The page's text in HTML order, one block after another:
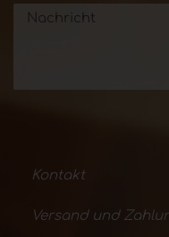
Kontakt
Versand und